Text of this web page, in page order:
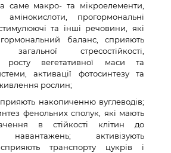
саме макро- та мікроелементи,
амінокислоти, прогормональні
та інші речовини, які
баланс, сприяють
стресостійкості,
росту вегетативної маси та
активації фотосинтезу та
рослин;
накопиченню вуглеводів;
фенольних сполук які мають
в стійкості клітин
до
навантажень;
активізують
сприяють транспорту цукрів
і